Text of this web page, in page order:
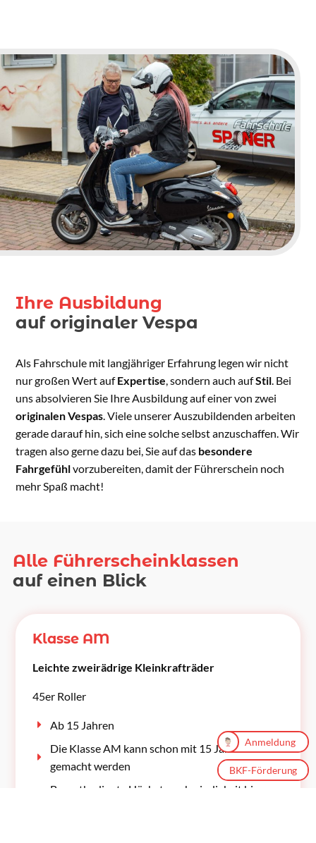
Anmeldung
BKF-Förderung
Ihre Ausbildung
auf originaler Vespa
Als Fahrschule mit langjähriger Erfahrung legen wir nicht
nur großen Wert aufExpertise , sondern auch aufStil . Bei
uns absolvieren Sie Ihre Ausbildung auf einer von zwei
originalen Vespas . Viele unserer Auszubildenden arbeiten
gerade darauf hin, sich eine solche selbst anzuschaffen. Wir
tragen also gerne dazu bei, Sie auf das besondere
Fahrgefühlvorzubereiten, damit der Führerschein noch
mehr Spaß macht!
Alle Führerscheinklassen
auf einen Blick
Klasse AM
Leichte zweirädrige Kleinkrafträder
45er Roller
Ab 15 Jahren
Die Klasse AM kann schon mit 15 Jahren
gemacht werden
Bauartbedingte Höchstgeschwindigkeit bis zu